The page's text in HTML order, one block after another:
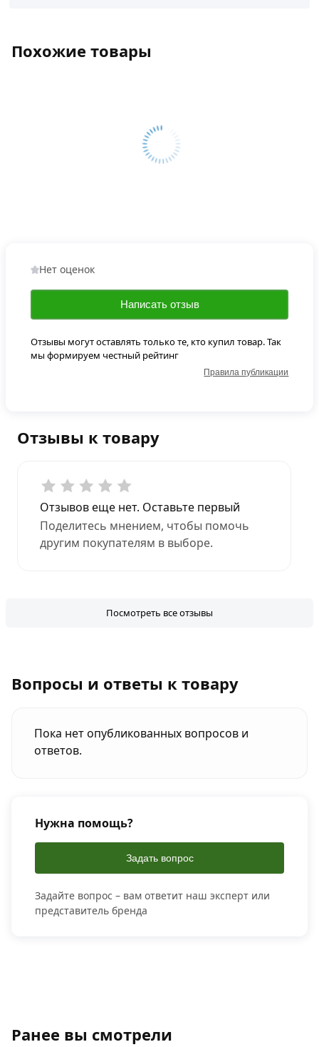
Похожие товары
Отзывы к товару
Отзывов еще нет. Оставьте первый
Поделитесь мнением, чтобы помочь
другим покупателям в выборе.
Посмотреть все отзывы
Нет оценок
Написать отзыв
Отзывы могут оставлять только те, кто купил товар. Так
мы формируем честный рейтинг
Правила публикации
Вопросы и ответы к товару
Пока нет опубликованных вопросов и
ответов.
Нужна помощь?
Задать вопрос
Задайте вопрос – вам ответит наш эксперт или
представитель бренда
Ранее вы смотрели